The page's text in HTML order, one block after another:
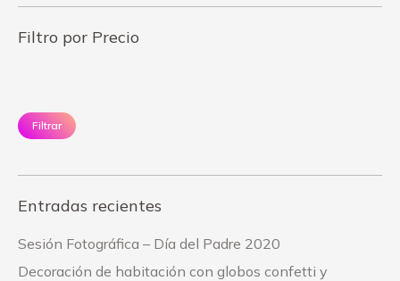
Filtro por Precio
Filtrar
Entradas recientes
Sesión Fotográfica – Día del Padre 2020
Decoración de habitación con globos confetti y